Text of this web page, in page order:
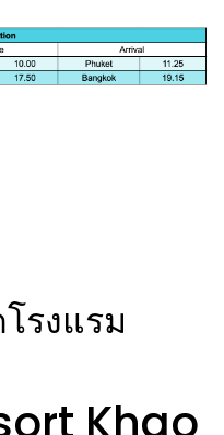
รงแรม
Khao